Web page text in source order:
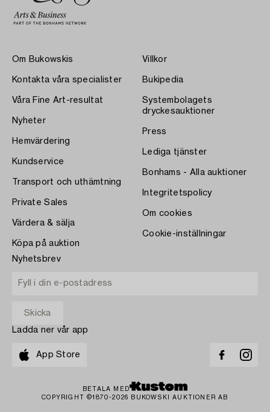
Om Bukowskis
Kontakta våra specialister
Våra Fine Art-resultat
Nyheter
Hemvärdering
Kundservice
Transport och uthämtning
Private Sales
Värdera & sälja
Köpa på auktion
Villkor
Bukipedia
Systembolagets
dryckesauktioner
Press
Lediga tjänster
Bonhams - Alla auktioner
Integritetspolicy
Om cookies
Cookie-inställningar
Nyhetsbrev
Ladda ner vår app
App Store
BETALA MED
COPYRIGHT ©1870-2026 BUKOWSKI AUKTIONER AB